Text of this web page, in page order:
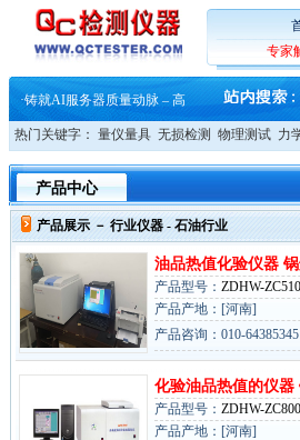
专家
·蔡司软件 | 高效变形分析能
·铸就AI服务器质量动脉 – 高
·铸就AI服务器质量动脉 – 高
·ZEISS BOSELLO ADR 让内部缺
·大牌云集 买家升级 ——26
·蔡司软件 | 高效变形分析能
·铸就AI服务器质量动脉 – 高
·铸就AI服务器质量动脉 – 高
·ZEISS BOSELLO ADR 让内部缺
蔡司和亿纬锂能达成战略合作
大牌云集 买家升级 ——26
热门关键字： 量仪量具 无损检测 物理测试 力
产品中心
产品展示 －行业仪器- 石油行业
油品热值化验仪器
产品型号： ZDHW-
产品产地：[河南]
产品咨询：010-64385345
化验油品热值的仪
产品型号： ZDHW-
产品产地：[河南]